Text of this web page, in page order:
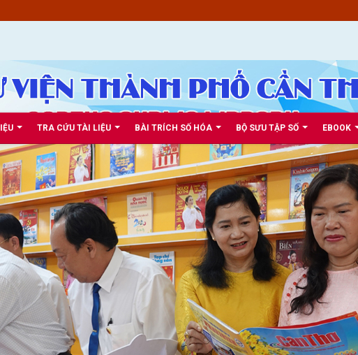
TRA CỨU TÀI LIỆU BÀI TRÍCH SỐ HÓA BỘ SƯU TẬP SỐ EBOOK